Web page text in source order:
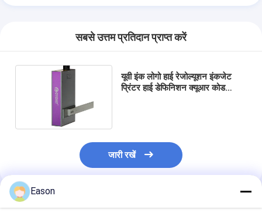
सबसे उत्तम प्रतिदान प्राप्त करें
यूवी इंक लोगो हाई रेजोल्यूशन इंकजेट
प्रिंटर हाई डेफिनिशन क्यूआर कोड
जारी रखें
अनुशंसित उत्पाद
Eason